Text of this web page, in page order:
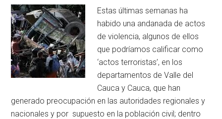
Estas últimas semanas ha
habido una andanada de actos
de violencia, algunos de ellos
que podríamos calificar como
‘actos terroristas’, en los
departamentos de Valle del
Cauca y Cauca, que han
generado preocupación en las autoridades regionales y
nacionales y por supuesto en la población civil; dentro